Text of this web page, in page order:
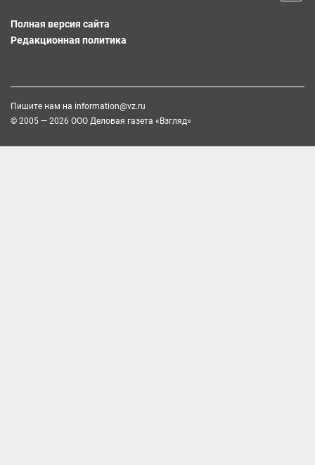
Полная версия сайта
Редакционная политика
Пишите нам на information@vz.ru
© 2005 — 2026 ООО Деловая газета «Взгляд»